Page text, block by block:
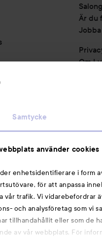
Samtycke
använder cookies
enhetsidentifierare i form
för att anpassa
vår trafik. Vi vidarebefordrar
och analysföretag som vi
tillhandahållit eller som de
av vår webbplats. För
Är du
Om
Smink